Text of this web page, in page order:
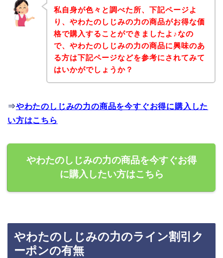
私自身が色々と調べた所、下記ページよ
り、やわたのしじみの力の商品がお得な価
格で購入することができましたよ♪なの
で、やわたのしじみの力の商品に興味のあ
る方は下記ページなどを参考にされてみて
はいかがでしょうか？
⇒やわたのしじみの力の商品を今すぐお得に購入した
い方はこちら
やわたのしじみの力の商品を今すぐお得
に購入したい方はこちら
やわたのしじみの力のライン割引ク
ーポンの有無